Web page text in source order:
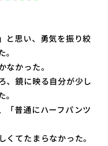
と思い、勇気を振り絞
なかった。
、鏡に映る自分が少し
「普通にハーフパンツ
てたまらなかった。